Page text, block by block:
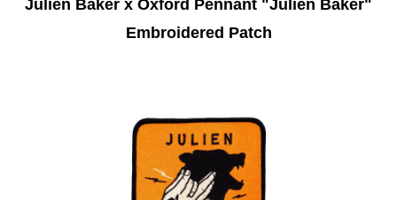
Julien Baker x Oxford Pennant "Julien Baker"
Embroidered Patch